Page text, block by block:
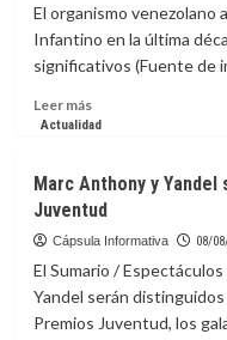
prepararse
ante
riesgos
impacto
El organismo venezolano
Infantino en la última
significativos (Fuente de
Leer másLeer
más
respalda
continuidad
de
en
la
presidencia
Actualidad
Marc Anthony y
Juventud
Cápsula Informativa 08/
El Sumario /
Yandel serán
Premios Juventud, los